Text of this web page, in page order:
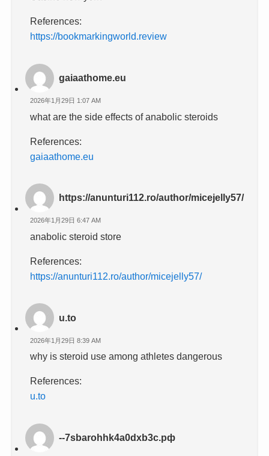
References:
https://bookmarkingworld.review
gaiaathome.eu
2026年1月29日 1:07 AM
what are the side effects of anabolic steroids
References:
gaiaathome.eu
https://anunturi112.ro/author/micejelly57/
2026年1月29日 6:47 AM
anabolic steroid store
References:
https://anunturi112.ro/author/micejelly57/
u.to
2026年1月29日 8:39 AM
why is steroid use among athletes dangerous
References:
u.to
--7sbarohhk4a0dxb3c.рф